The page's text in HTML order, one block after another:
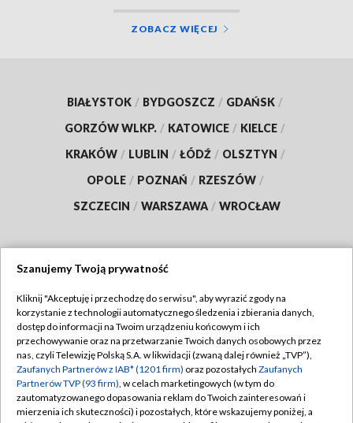
ZOBACZ WIĘCEJ
BIAŁYSTOK / BYDGOSZCZ / GDAŃSK /
GORZÓW WLKP. / KATOWICE / KIELCE /
KRAKÓW / LUBLIN / ŁÓDŹ / OLSZTYN /
OPOLE / POZNAŃ / RZESZÓW /
SZCZECIN / WARSZAWA / WROCŁAW
TVP
Abonament TVP
Emisja w TVP
Centrum informacji TVP
Naziemna Telewizja Cyfrowa
Regulamin TVP
Polityka prywatności
Moje zgody
Szanujemy Twoją prywatność
Kliknij "Akceptuję i przechodzę do serwisu", aby wyrazić zgody na
korzystanie z technologii automatycznego śledzenia i zbierania danych,
dostęp do informacji na Twoim urządzeniu końcowym i ich
przechowywanie oraz na przetwarzanie Twoich danych osobowych przez
nas, czyli Telewizję Polską S.A. w likwidacji (zwaną dalej również „TVP”),
Zaufanych Partnerów z IAB* (1201 firm) oraz pozostałych Zaufanych
Partnerów TVP (93 firm), w celach marketingowych (w tym do
zautomatyzowanego dopasowania reklam do Twoich zainteresowań i
mierzenia ich skuteczności) i pozostałych, które wskazujemy poniżej, a